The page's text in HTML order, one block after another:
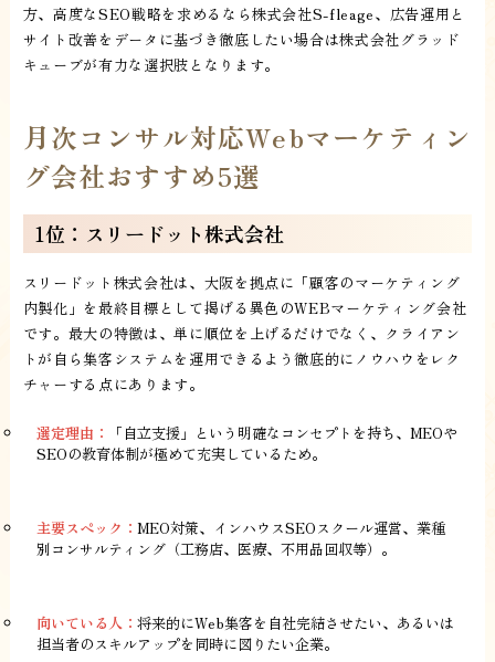
方、高度なSEO戦略を求めるなら株式会社S-fleage、広告運用と
サイト改善をデータに基づき徹底したい場合は株式会社グラッド
キューブが有力な選択肢となります。
月次コンサル対応Webマーケティン
グ会社おすすめ5選
1位：スリードット株式会社
スリードット株式会社は、大阪を拠点に「顧客のマーケティング
内製化」を最終目標として掲げる異色のWEBマーケティング会社
です。最大の特徴は、単に順位を上げるだけでなく、クライアン
トが自ら集客システムを運用できるよう徹底的にノウハウをレク
チャーする点にあります。
選定理由：
「自立支援」という明確なコンセプトを持ち、MEOや
SEOの教育体制が極めて充実しているため。
主要スペック： MEO対策、インハウスSEOスクール運営、業種
別コンサルティング（工務店、医療、不用品回収等）。
向いている人： 将来的にWeb集客を自社完結させたい、あるいは
担当者のスキルアップを同時に図りたい企業。